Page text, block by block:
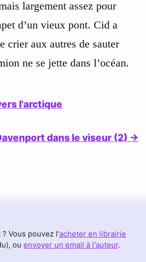
largement assez pour
d’un vieux pont. Cid a
crier aux autres de sauter
ne se jette dans l’océan.
l'arctique
dans le viseur (2) →
Vous pouvez l'acheter en librairie
ou envoyer un email à l'auteur.